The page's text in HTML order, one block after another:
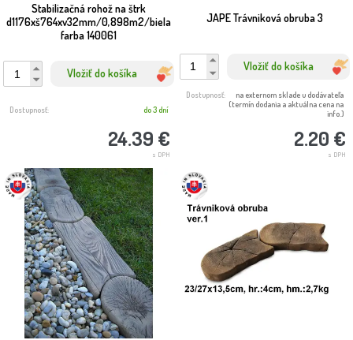
Stabilizačná rohož na štrk
d1176xš764xv32mm/0,898m2/biela
farba 140061
Vložiť do košíka
24.39 €
s DPH
Dostupnosť: do 3 dní
JAPE Trávniková obruba 3
Vložiť do košíka
2.20 €
s DPH
Dostupnosť:
na externom sklade u dodávateľa
(termín dodania a aktuálna cena na
info.)